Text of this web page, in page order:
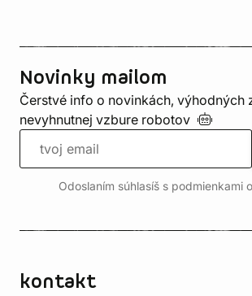
Novinky mailom
Čerstvé info o novinkách, výhodných
nevyhnutnej vzbure robotov
Odoslaním súhlasíš s podmienkami
kontakt